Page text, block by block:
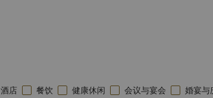
酒店 餐饮 健康休闲 会议与宴会 婚宴与